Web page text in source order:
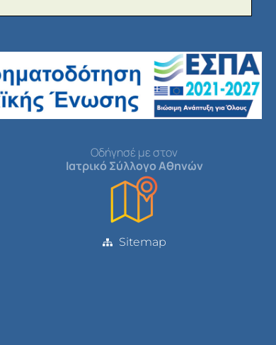
Οδήγησέ με στον
Ιατρικό Σύλλογο Αθηνών
Sitemap